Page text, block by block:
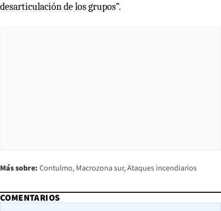
desarticulación de los grupos”.
Más sobre: Contulmo Macrozona sur Ataques incendiarios
COMENTARIOS